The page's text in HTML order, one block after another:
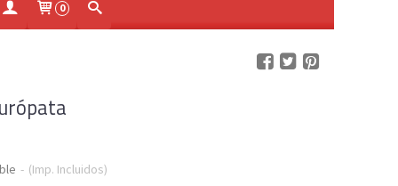
0
- (Imp. Incluidos)